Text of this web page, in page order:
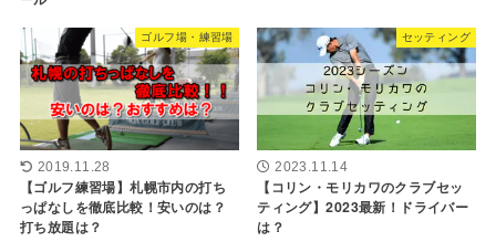
ゴルフ場・練習場
2019.11.28
【ゴルフ練習場】札幌市内の打ち
っぱなしを徹底比較！安いのは？
打ち放題は？
セッティング
2023.11.14
【コリン・モリカワのクラブセッ
ティング】2023最新！ドライバー
は？